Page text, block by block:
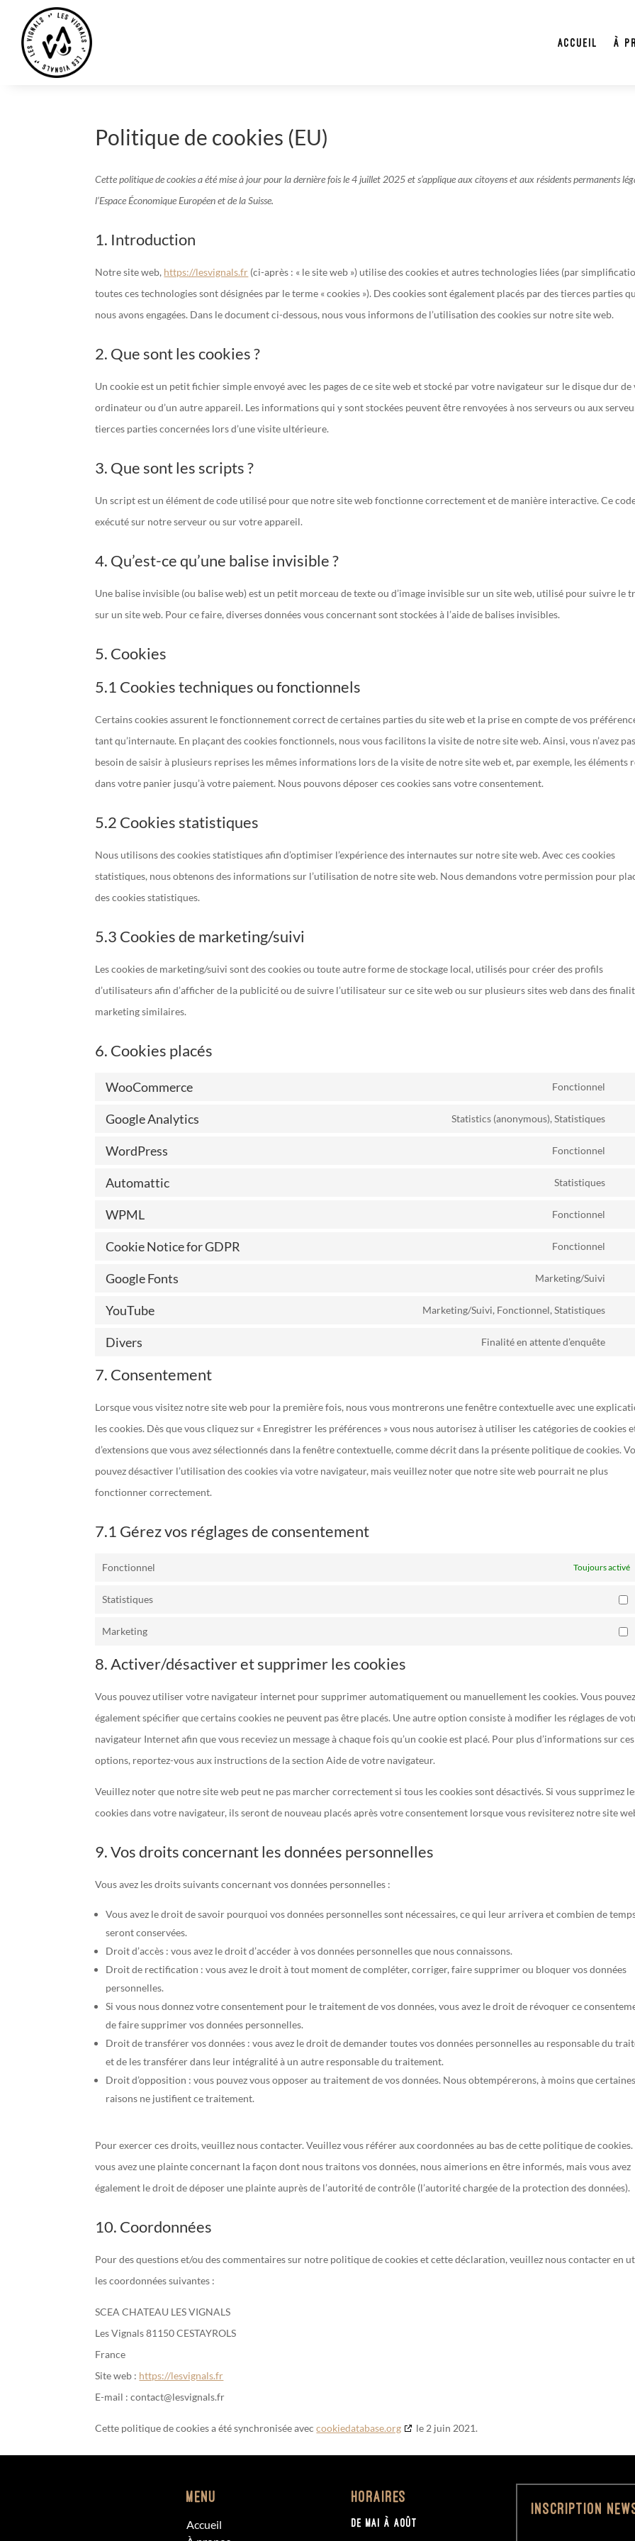
Accueil À
Politique de cookies (EU)
Cette politique de cookies a été mise à jour pour la dernière fois le 4 juillet 2025 et s’applique aux citoyens et aux résidents permanents
l’Espace Économique Européen et de la Suisse.
1. Introduction
Notre site web, https://lesvignals.fr (ci-après : « le site web ») utilise des cookies et autres technologies liées (par
toutes ces technologies sont désignées par le terme « cookies »). Des cookies sont également placés par des tierces parties
nous avons engagées. Dans le document ci-dessous, nous vous informons de l’utilisation des cookies sur notre site web.
2. Que sont les cookies ?
Un cookie est un petit fichier simple envoyé avec les pages de ce site web et stocké par votre navigateur sur le disque dur
ordinateur ou d’un autre appareil. Les informations qui y sont stockées peuvent être renvoyées à nos serveurs ou aux
tierces parties concernées lors d’une visite ultérieure.
3. Que sont les scripts ?
Un script est un élément de code utilisé pour que notre site web fonctionne correctement et de manière interactive. Ce
exécuté sur notre serveur ou sur votre appareil.
4. Qu’est-ce qu’une balise invisible ?
Une balise invisible (ou balise web) est un petit morceau de texte ou d’image invisible sur un site web, utilisé pour suivre le
sur un site web. Pour ce faire, diverses données vous concernant sont stockées à l’aide de balises invisibles.
5. Cookies
5.1 Cookies techniques ou fonctionnels
Certains cookies assurent le fonctionnement correct de certaines parties du site web et la prise en compte de vos
tant qu’internaute. En plaçant des cookies fonctionnels, nous vous facilitons la visite de notre site web. Ainsi, vous n’avez pas
besoin de saisir à plusieurs reprises les mêmes informations lors de la visite de notre site web et, par exemple, les éléments
dans votre panier jusqu’à votre paiement. Nous pouvons déposer ces cookies sans votre consentement.
5.2 Cookies statistiques
Nous utilisons des cookies statistiques afin d’optimiser l’expérience des internautes sur notre site web. Avec ces cookies
statistiques, nous obtenons des informations sur l’utilisation de notre site web. Nous demandons votre permission pour
des cookies statistiques.
5.3 Cookies de marketing/suivi
Les cookies de marketing/suivi sont des cookies ou toute autre forme de stockage local, utilisés pour créer des profils
d’utilisateurs afin d’afficher de la publicité ou de suivre l’utilisateur sur ce site web ou sur plusieurs sites web dans des
marketing similaires.
6. Cookies placés
WooCommerce
Fonctionnel
Google Analytics
Statistics (anonymous), Statistiques
WordPress
Fonctionnel
Automattic
Statistiques
WPML
Fonctionnel
Cookie Notice for GDPR
Fonctionnel
Google Fonts
Marketing/Suivi
YouTube
Marketing/Suivi, Fonctionnel, Statistiques
Divers
Finalité en attente d’enquête
7. Consentement
Lorsque vous visitez notre site web pour la première fois, nous vous montrerons une fenêtre contextuelle avec une
les cookies. Dès que vous cliquez sur « Enregistrer les préférences » vous nous autorisez à utiliser les catégories de cookies
d’extensions que vous avez sélectionnés dans la fenêtre contextuelle, comme décrit dans la présente politique de cookies.
pouvez désactiver l’utilisation des cookies via votre navigateur, mais veuillez noter que notre site web pourrait ne plus
fonctionner correctement.
7.1 Gérez vos réglages de consentement
Fonctionnel Toujours activé
Statistiques
Marketing
8. Activer/désactiver et supprimer les cookies
Vous pouvez utiliser votre navigateur internet pour supprimer automatiquement ou manuellement les cookies. Vous pouvez
également spécifier que certains cookies ne peuvent pas être placés. Une autre option consiste à modifier les réglages de
navigateur Internet afin que vous receviez un message à chaque fois qu’un cookie est placé. Pour plus d’informations sur ces
options, reportez-vous aux instructions de la section Aide de votre navigateur.
Veuillez noter que notre site web peut ne pas marcher correctement si tous les cookies sont désactivés. Si vous supprimez
cookies dans votre navigateur, ils seront de nouveau placés après votre consentement lorsque vous revisiterez notre site
9. Vos droits concernant les données personnelles
Vous avez les droits suivants concernant vos données personnelles :
Vous avez le droit de savoir pourquoi vos données personnelles sont nécessaires, ce qui leur arrivera et combien de
seront conservées.
Droit d’accès : vous avez le droit d’accéder à vos données personnelles que nous connaissons.
Droit de rectification : vous avez le droit à tout moment de compléter, corriger, faire supprimer ou bloquer vos données
personnelles.
Si vous nous donnez votre consentement pour le traitement de vos données, vous avez le droit de révoquer ce
de faire supprimer vos données personnelles.
Droit de transférer vos données : vous avez le droit de demander toutes vos données personnelles au responsable du
et de les transférer dans leur intégralité à un autre responsable du traitement.
Droit d’opposition : vous pouvez vous opposer au traitement de vos données. Nous obtempérerons, à moins que certaines
raisons ne justifient ce traitement.
Pour exercer ces droits, veuillez nous contacter. Veuillez vous référer aux coordonnées au bas de cette politique de cookies.
vous avez une plainte concernant la façon dont nous traitons vos données, nous aimerions en être informés, mais vous avez
également le droit de déposer une plainte auprès de l’autorité de contrôle (l’autorité chargée de la protection des données).
10. Coordonnées
Pour des questions et/ou des commentaires sur notre politique de cookies et cette déclaration, veuillez nous contacter en
les coordonnées suivantes :
SCEA CHATEAU LES VIGNALS
Les Vignals 81150 CESTAYROLS
France
Site web : https://lesvignals.fr
E-mail :contact@lesvignals.fr
Cette politique de cookies a été synchronisée aveccookiedatabase.org le 2 juin 2021.
Menu
Accueil
Horaires
De MAI à AOÛT
Inscription